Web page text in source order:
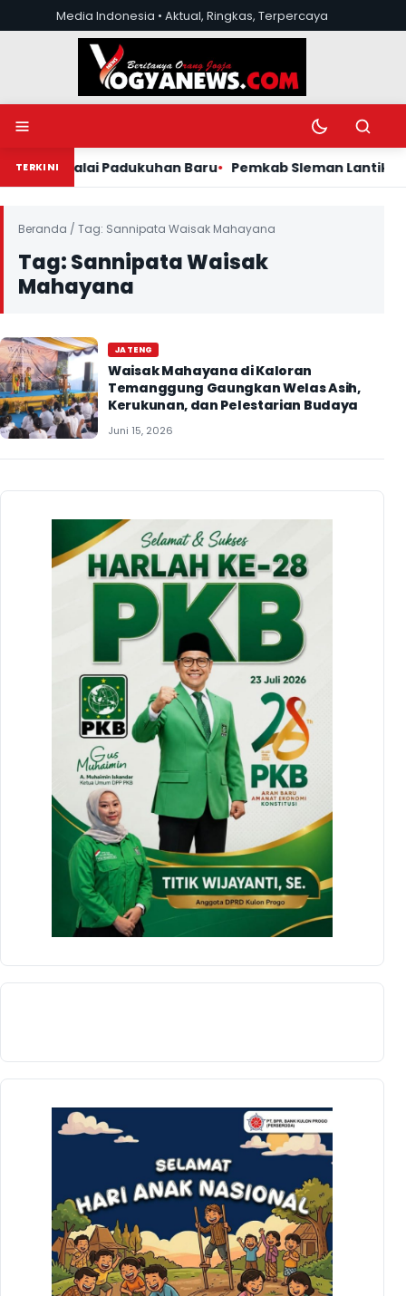
Lewati ke kontenMedia Indonesia • Aktual, Ringkas, Terpercaya
TERKINI
Padukuhan Baru Pemkab Sleman Lantik Pengurus
Beranda / Tag: Sannipata Waisak Mahayana
Tag:Sannipata Waisak
Mahayana
JATENG
Waisak Mahayana di Kaloran
Temanggung Gaungkan Welas Asih,
Kerukunan, dan Pelestarian Budaya
Juni 15, 2026